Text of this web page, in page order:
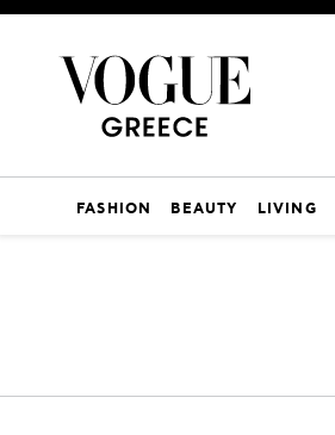
FASHION BEAUTY LIVING